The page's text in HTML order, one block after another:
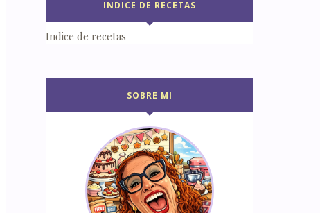
INDICE DE RECETAS
Indice de recetas
SOBRE MI